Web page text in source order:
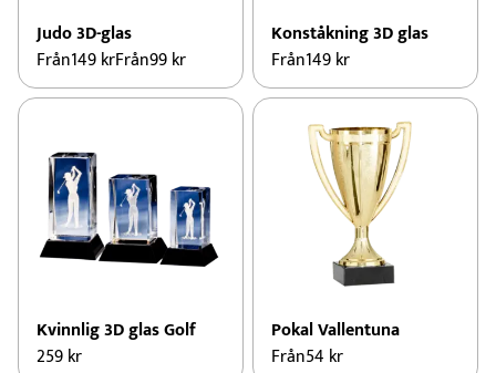
Judo 3D-glas
Från149krFrån99kr
Konståkning 3D glas
Från149kr
Kvinnlig 3D glas Golf
259kr
Pokal Vallentuna
Från54 kr